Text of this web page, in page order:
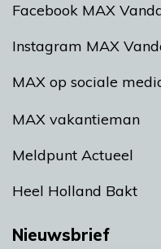
Facebook MAX
Instagram MAX
MAX op sociale
MAX vakantieman
Meldpunt Actueel
Heel Holland Bakt
Nieuwsbrief